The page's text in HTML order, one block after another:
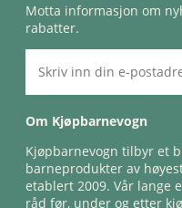
Motta informasjon om
rabatter.
Om Kjøpbarnevogn
Kjøpbarnevogn tilbyr et
barneprodukter av
etablert 2009. Vår lange
råd før, under og etter